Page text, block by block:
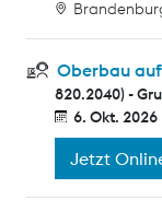
Oberbau
820.2040) -
6. Okt. 2026
Jetzt